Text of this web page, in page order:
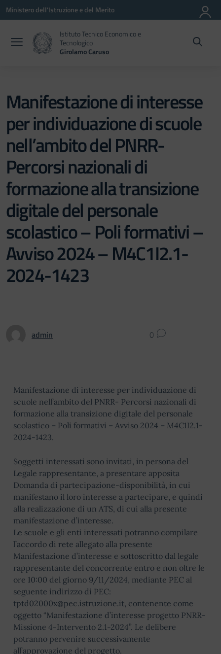
Vai ai contenuti
Vai al menu di navigazione
Vai al footer
Ministero dell'Istruzione e del Merito
Istituto Tecnico Economico e
Tecnologico
Girolamo Caruso
Manifestazione di interesse
per individuazione di scuole
nell’ambito del PNRR-
Percorsi nazionali di
formazione alla transizione
digitale del personale
scolastico – Poli formativi –
Avviso 2024 – M4C1I2.1-
2024-1423
admin 0
Manifestazione di interesse per individuazione di
scuole nell’ambito del PNRR- Percorsi nazionali di
formazione alla transizione digitale del personale
scolastico – Poli formativi – Avviso 2024 – M4C1I2.1-
2024-1423.
Soggetti interessati sono invitati, in persona del
Legale rappresentante, a presentare apposita
Domanda di partecipazione-disponibilità, in cui
manifestano il loro interesse a partecipare, e quindi
alla realizzazione di un ATS, di cui alla presente
manifestazione d’interesse.
Le scuole e gli enti interessati potranno compilare
l’accordo di rete allegato alla presente
Manifestazione d’interesse e sottoscritto dal legale
rappresentante del concorrente entro e non oltre le
ore 10:00 del giorno 9/11/2024, mediante PEC al
seguente indirizzo di PEC:
tptd02000x@pec.istruzione.it, contenente come
oggetto “Manifestazione d’interesse progetto PNRR-
Missione 4-Intervento 2.1-2024”. Le delibere
potranno pervenire successivamente
all’approvazione del progetto.